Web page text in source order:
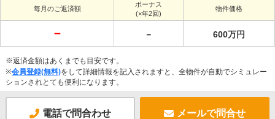
毎月のご返済額
ボーナス
(×年2回)
物件価格
－ － 600万円
※返済金額はあくまでも目安です。
※会員登録(無料)をして詳細情報を記入されますと、全物件が自動でシミュレー
ションされとても便利になります。
電話で問合わせ メールで問合せ